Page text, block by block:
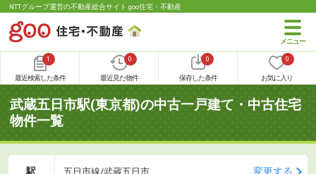
NTTグループ運営の不動産総合サイト goo住宅・不動産
1
最近検索した条件
0
最近見た物件
0
保存した条件
0
お気に入り
武蔵五日市駅(東京都)の中古一戸建て・中古住宅
物件一覧
駅 五日市線/武蔵五日市 変更する